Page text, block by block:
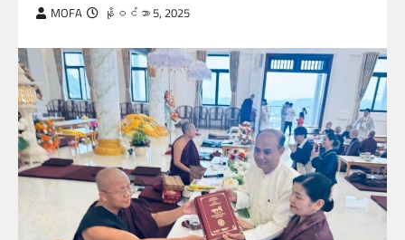
MOFA နိုဝင်ဘာ 5, 2025